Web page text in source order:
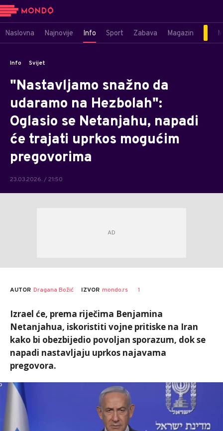
Naslovna Najnovije Info Sport Zabava Magazin
Info Svijet
"Nastavljamo snažno da
udaramo na Hezbolah":
Oglasio se Netanjahu, napadi
će trajati uprkos mogućim
pregovorima
23.03.2026. / 21:50
AUTOR Dragana Božić IZVOR mondo.rs 1
Izrael će, prema riječima Benjamina
Netanjahua, iskoristiti vojne pritiske na Iran
kako bi obezbijedio povoljan sporazum, dok se
napadi nastavljaju uprkos najavama
pregovora.